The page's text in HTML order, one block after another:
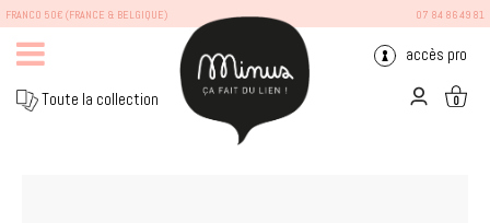
FRANCO 50€ (FRANCE & BELGIQUE) 07 84 86 49 81
Toute la collection
accès pro
0